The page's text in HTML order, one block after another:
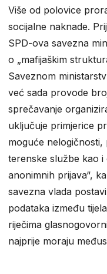
Više od polovice
socijalne naknade.
SPD-ova savezna
o „mafijaškim
Saveznom
već sada provode
sprečavanje
uključuje primjerice
moguće nelogičnosti,
terenske službe kao i
anonimnih prijava“,
savezna vlada
podataka između
riječima
najprije moraju